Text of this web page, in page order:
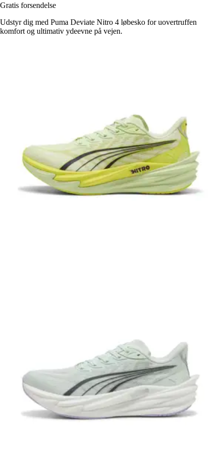
Gratis forsendelse
Udstyr dig med Puma Deviate Nitro 4 løbesko for uovertruffen
komfort og ultimativ ydeevne på vejen.